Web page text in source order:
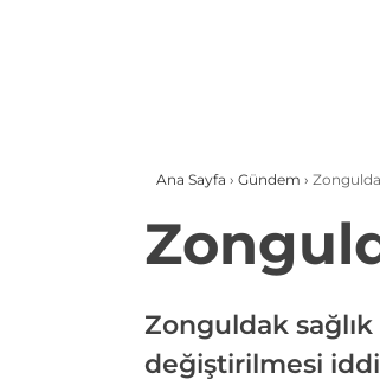
Ana Sayfa › Gündem ›
Zonguldak
değiştirilmesi